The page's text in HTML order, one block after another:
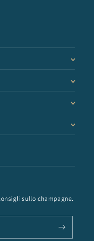
sullo champagne.